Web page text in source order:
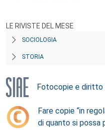
LE RIVISTE DEL MESE
SOCIOLOGIA
STORIA
Fotocopie e diritto
Fare copie “in
di quanto si possa